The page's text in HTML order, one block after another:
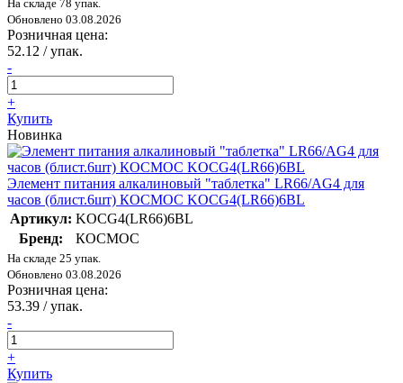
На складе 78 упак.
Обновлено 03.08.2026
Розничная цена:
52.12 / упак.
-
+
Купить
Новинка
Элемент питания алкалиновый "таблетка" LR66/AG4 для
часов (блист.6шт) КОСМОС KOCG4(LR66)6BL
Артикул: KOCG4(LR66)6BL
Бренд:
КОСМОС
На складе 25 упак.
Обновлено 03.08.2026
Розничная цена:
53.39 / упак.
-
+
Купить